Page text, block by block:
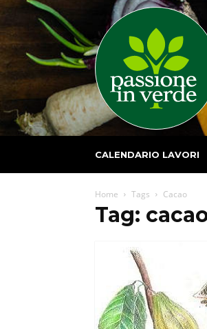
CALENDARIO LAVORI
Home Tags Cacao
Tag: